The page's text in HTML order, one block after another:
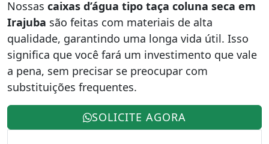
Nossas caixas d’água tipo taça coluna seca em
Irajuba são feitas com materiais de alta
qualidade, garantindo uma longa vida útil. Isso
significa que você fará um investimento que vale
a pena, sem precisar se preocupar com
substituições frequentes.
SOLICITE AGORA